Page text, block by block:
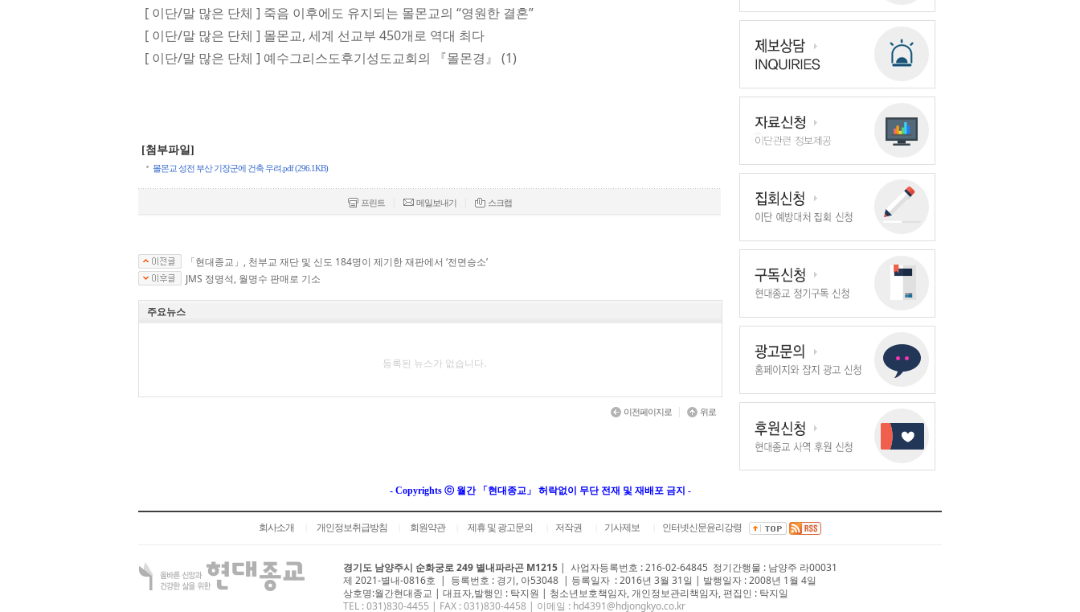
[ 이단/말 많은 단체 ] 죽음 이후에도 유지되는 몰몬교의 “영원한 결혼”
[ 이단/말 많은 단체 ] 몰몬교, 세계 선교부 450개로 역대 최다
[ 이단/말 많은 단체 ] 예수그리스도후기성도교회의 『몰몬경』 (1)
[첨부파일]
몰몬교 성전 부산 기장군에 건축 우려.pdf (296.1KB)
프린트 메일보내기 스크랩
「현대종교」, 천부교 재단 및 신도 184명이 제기한 재판에서 ‘전면승소’
JMS 정명석, 월명수 판매로 기소
주요뉴스
등록된 뉴스가 없습니다.
이전페이지로 | 위로
- Copyrights ⓒ 월간 「현대종교」 허락없이 무단 전재 및 재배포 금지 -
회사소개 개인정보취급방침 회원약관 제휴 및 광고문의 저작권 기사제보 인터넷신문윤리강령
경기도 남양주시 순화궁로 249 별내파라곤 M1215 | 사업자등록번호 : 216-02-64845 정기간행물 : 남양주 라00031
제 2021-별내-0816호 | 등록번호 : 경기, 아53048 | 등록일자 : 2016년 3월 31일 | 발행일자 : 2008년 1월 4일
상호명:월간현대종교 | 대표자,발행인 : 탁지원 | 청소년보호책임자, 개인정보관리책임자, 편집인 : 탁지일
TEL : 031)830-4455 | FAX : 031)830-4458 | 이메일 : hd4391@hdjongkyo.co.kr